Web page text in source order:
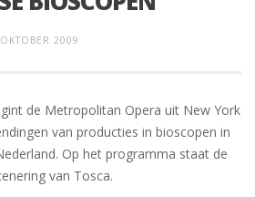
2009
de Metropolitan Opera uit New York
van producties in bioscopen in
Op het programma staat de
van Tosca.